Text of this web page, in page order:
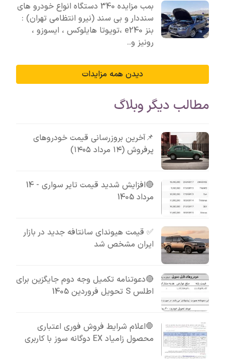
بمب مزایده 340 دستگاه انواع خودرو های
سنددار و بی سند (نیرو انتظامی تهران) :
بنز e240 ،تویوتا هایلوکس ، ایسوزو ،
رونیز و..
دیدن همه مزایدات
مطالب دیگر وبلاگ
📌آخرین بروزرسانی قیمت خودروهای
پرفروش (۱۴ مرداد ۱۴۰۵)
🔴افزایش شدید قیمت تایر سواری - 14
مرداد 1405
✅ قیمت هیوندای سانتافه جدید در بازار
ایران مشخص شد
🔴دعوتنامه تکمیل وجه دوم جایگزین برای
اطلس S تحویل فروردین 1405
🛑اعلام شرایط فروش فوری اعتباری
محصول زامیاد EX دوگانه سوز با کاربری